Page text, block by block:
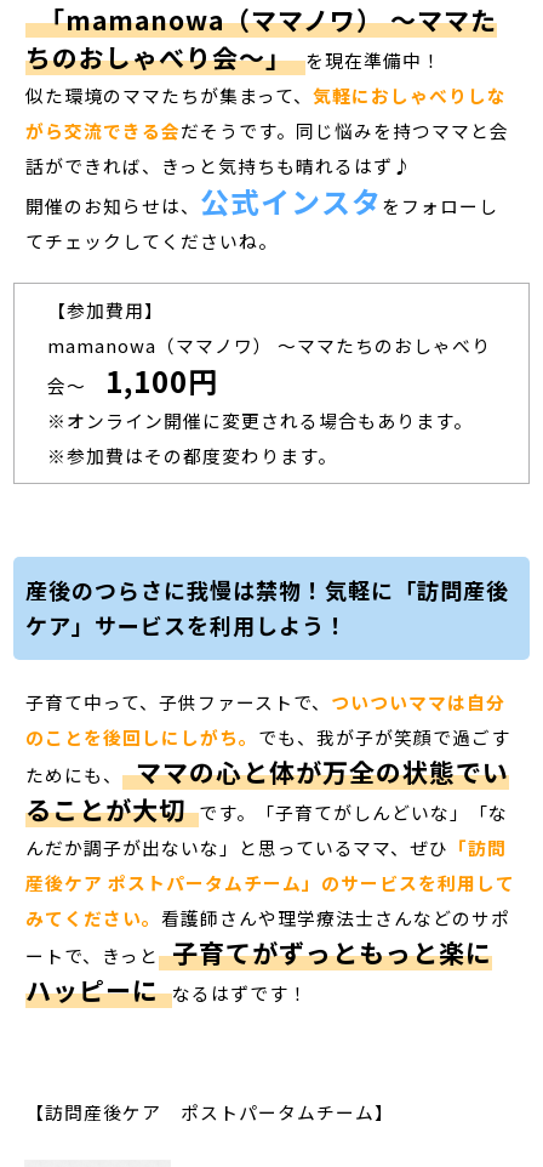
「mamanowa（ママノワ） ～ママた
ちのおしゃべり会～」 を現在準備中！
似た環境のママたちが集まって、気軽におしゃべりしな
がら交流できる会だそうです。同じ悩みを持つママと会
話ができれば、きっと気持ちも晴れるはず♪
開催のお知らせは、 公式インスタをフォローし
てチェックしてくださいね。
【参加費用】
mamanowa（ママノワ） ～ママたちのおしゃべり
会～
1,100円
※オンライン開催に変更される場合もあります。
※参加費はその都度変わります。
産後のつらさに我慢は禁物！気軽に「訪問産後
ケア」サービスを利用しよう！
子育て中って、子供ファーストで、 ついついママは自分
のことを後回しにしがち。 でも、我が子が笑顔で過ごす
ためにも、 ママの心と体が万全の状態でい
ることが大切 です。「子育てがしんどいな」「な
んだか調子が出ないな」と思っているママ、ぜひ 「訪問
産後ケア ポストパータムチーム」のサービスを利用して
みてください。看護師さんや理学療法士さんなどのサポ
ートで、きっと 子育てがずっともっと楽に
ハッピーに なるはずです！
【訪問産後ケア ポストパータムチーム】